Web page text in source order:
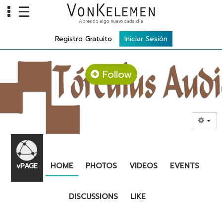
VKTV
vLearn
☰ Aprendo algo nuevo cada día
Registro Gratuito Iniciar Sesión
Presentación
Follow
vPAGE HOME PHOTOS VIDEOS EVENTS
DISCUSSIONS LIKE